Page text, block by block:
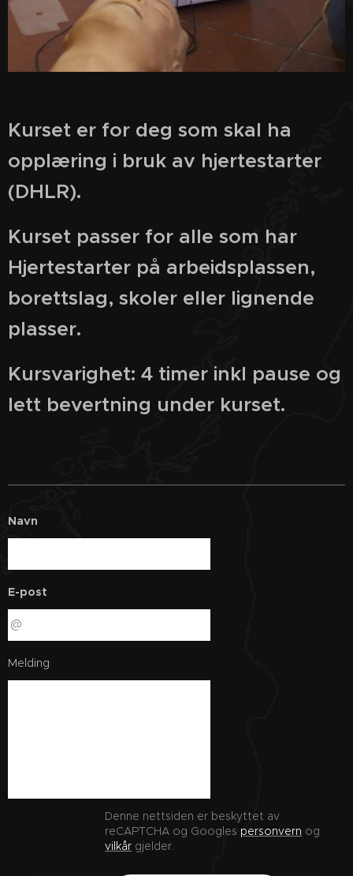
Kurset er for deg som skal ha
opplæring i bruk av hjertestarter
(DHLR).
Kurset passer for alle som har
Hjertestarter på arbeidsplassen,
borettslag, skoler eller lignende
plasser.
Kursvarighet: 4 timer inkl pause og
lett bevertning under kurset.
Navn
E-post
Melding
Denne nettsiden er beskyttet av
reCAPTCHA og Googles personvern og
vilkår gjelder.